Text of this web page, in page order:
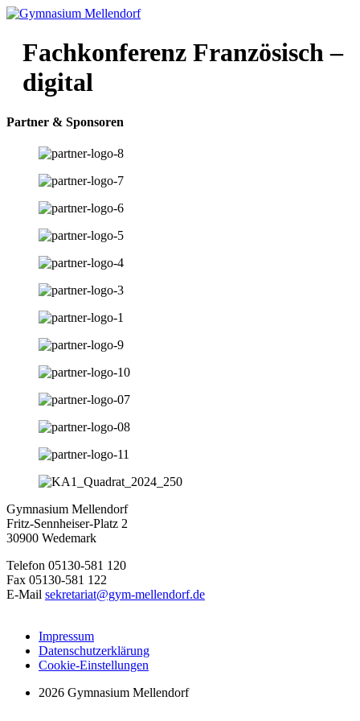
Zum
wechseln
Fachkonferenz Französisch –
digital
Partner & Sponsoren
Gymnasium Mellendorf
Fritz-Sennheiser-Platz 2
30900 Wedemark
Telefon 05130-581 120
Fax 05130-581 122
E-Mail sekretariat@gym-mellendorf.de
Impressum
Datenschutzerklärung
Cookie-Einstellungen
2026 Gymnasium Mellendorf